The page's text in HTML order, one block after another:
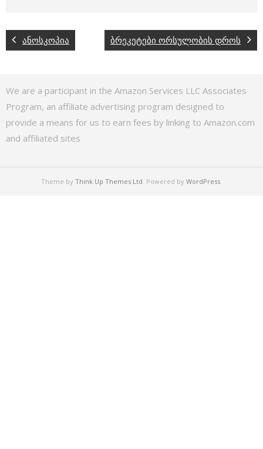
ანოსკოპია ბრეკეტები ორსულობის დროს
We are a participant in the Amazon Services LLC Associates
Program, an affiliate advertising program designed to
provide a means for us to earn fees by linking to Amazon.com
and affiliated sites
Theme by Think Up Themes Ltd . Powered by WordPress